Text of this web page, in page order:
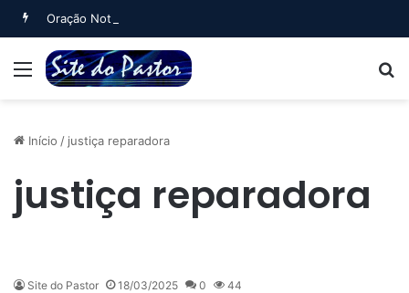
Oração Noturna (Salmo 4)
Menu
Início / justiça reparadora
justiça reparadora
Site do Pastor 18/03/2025 0 44